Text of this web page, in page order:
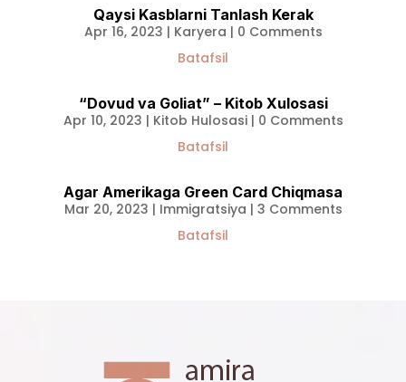
Qaysi Kasblarni Tanlash Kerak
Apr 16, 2023 | Karyera | 0 Comments
Batafsil
“Dovud va Goliat” – Kitob Xulosasi
Apr 10, 2023 | Kitob Hulosasi| 0 Comments
Batafsil
Agar Amerikaga Green Card Chiqmasa
Mar 20, 2023 | Immigratsiya | 3 Comments
Batafsil